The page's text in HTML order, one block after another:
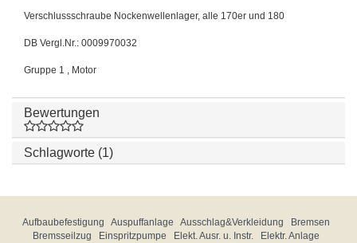
Verschlussschraube Nockenwellenlager, alle 170er und 180
DB Vergl.Nr.: 0009970032
Gruppe 1 , Motor
Bewertungen
Schlagworte (1)
Aufbaubefestigung Auspuffanlage Ausschlag&Verkleidung
Bremsen
Bremsseilzug
Einspritzpumpe Elekt. Ausr. u. Instr.
Elektr. Anlage